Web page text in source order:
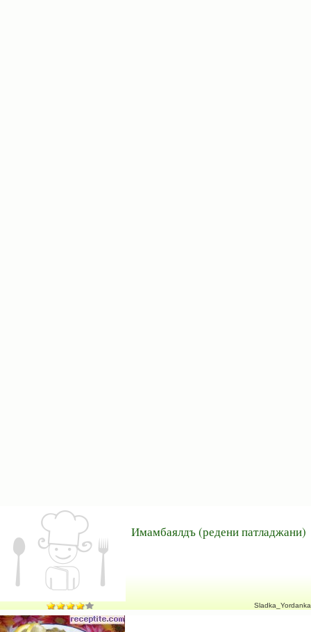
Имамбаялдъ (редени патладжани)
Sladka_Yordanka